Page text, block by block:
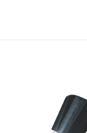
aos